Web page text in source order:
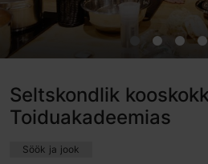
Seltskondlik
Toiduakadeemias
Söök ja jook